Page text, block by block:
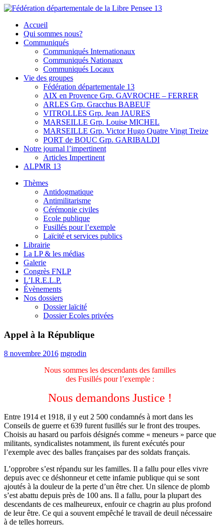
Skip
content
Fédération départementale de la Libre Pensee 13
Membre de la fédération Nationale de la Libre Pensée ni dieu ni
maitre
Accueil
Qui sommes nous?
Communiqués
Communiqués Internationaux
Communiqués Nationaux
Communiqués Locaux
Vie des groupes
Fédération départementale 13
AIX en Provence Grp. GAVROCHE – FERRER
ARLES Grp. Gracchus BABEUF
VITROLLES Grp. Jean JAURES
MARSEILLE Grp. Louise MICHEL
MARSEILLE Grp. Victor Hugo Quatre Vingt Treize
PORT de BOUC Grp. GARIBALDI
Notre journal l’impertinent
Articles Impertinent
ALPMR 13
Thèmes
Antidogmatique
Antimilitarisme
Cérémonie civiles
Ecole publique
Fusillés pour l’exemple
Laïcité et services publics
Librairie
La LP & les médias
Galerie
Congrès FNLP
L’I.R.E.L.P.
Évènements
Nos dossiers
Dossier laïcité
Dossier Ecoles privées
Appel à la République
8 novembre 2016 mgrodin
Nous sommes les descendants des familles
des Fusillés pour l’exemple :
Nous demandons Justice !
Entre 1914 et 1918, il y eut 2 500 condamnés à mort dans les
Conseils de guerre et 639 furent fusillés sur le front des troupes.
Choisis au hasard ou parfois désignés comme « meneurs » parce que
militants, syndicalistes notamment, ils furent exécutés pour
l’exemple avec des balles françaises par des soldats français.
L’opprobre s’est répandu sur les familles. Il a fallu pour elles vivre
depuis avec ce déshonneur et cette infamie publique qui se sont
ajoutés à la douleur de la perte d’un être cher. Un silence de plomb
s’est abattu depuis près de 100 ans. Il a fallu, pour la plupart des
descendants de ces malheureux, enfouir ce chagrin au plus profond
de leur être. Ce qui a souvent empêché le travail de deuil nécessaire
à de telles horreurs.